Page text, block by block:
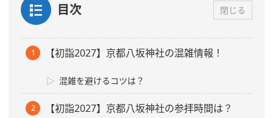
目次 閉じる
【初詣2027】京都八坂神社の混雑情報！
混雑を避けるコツは？
【初詣2027】京都八坂神社の参拝時間は？